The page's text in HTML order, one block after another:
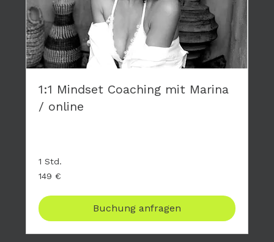
1:1 Mindset Coaching mit Marina
/ online
1 Std.
149
Euro
149 €
Buchung anfragen